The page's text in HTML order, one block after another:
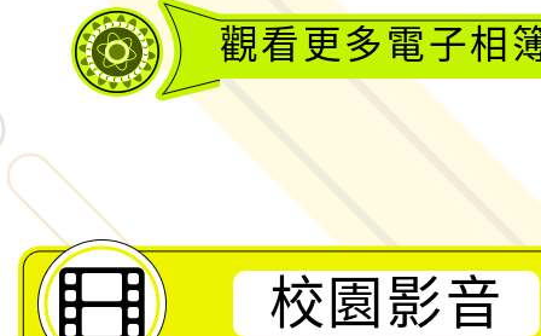
觀看更多電子相
校園影音